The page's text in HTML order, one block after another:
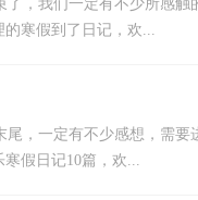
，我们一定有不少所感触
寒假到了日记，欢...
，一定有不少感想，需要
假日记10篇，欢...